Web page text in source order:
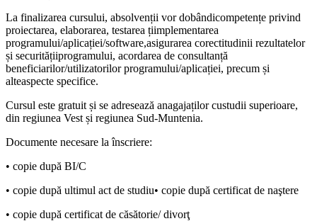
La finalizarea cursului, absolvenții vor dobândicompetențe privind
proiectarea, elaborarea, testarea țiimplementarea
programului/aplicației/software,asigurarea corectitudinii rezultatelor
și securitățiiprogramului, acordarea de consultanță
beneficiarilor/utilizatorilor programului/aplicației, precum și
alteaspecte specifice.
Cursul este gratuit și se adresează anagajaților custudii superioare,
din regiunea Vest și regiunea Sud-Muntenia.
Documente necesare la înscriere:
• copie după BI/C
• copie după ultimul act de studiu• copie după certificat de naştere
• copie după certificat de căsătorie/ divorţ